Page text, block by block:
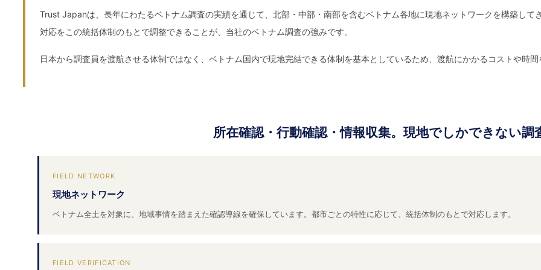
Trust Japanは、長年にわたるベトナム調査の実績を通じて、北部・中部・南部を含むベトナム各地に現地ネットワークを構築し
対応をこの統括体制のもとで調整できることが、当社のベトナム調査の強みです。
日本から調査員を渡航させる体制ではなく、ベトナム国内で現地完結できる体制を基本としているため、渡航にかかるコストや時
所在確認・行動確認・情報収集。現地でしかできない調
FIELD NETWORK
現地ネットワーク
ベトナム全土を対象に、地域事情を踏まえた確認導線を確保しています。都市ごとの特性に応じて、統括体制のもとで対応します。
FIELD VERIFICATION